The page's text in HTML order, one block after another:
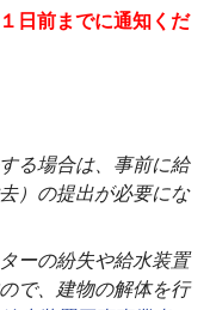
日前までに通知くだ
る場合は、事前に給
）の提出が必要にな
ーの紛失や給水装置
で、建物の解体を行